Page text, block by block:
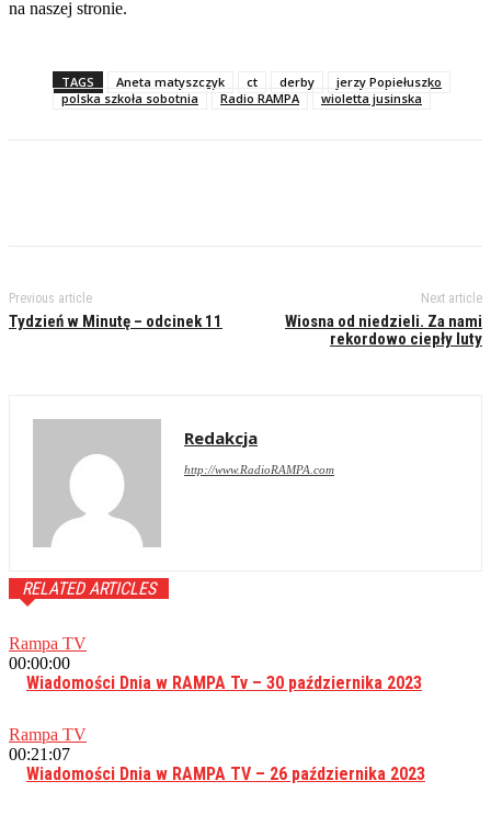
na naszej stronie.
TAGS Aneta matyszczyk ct derby
jerzy Popiełuszko
polska szkoła sobotnia
Radio RAMPA wioletta jusinska
Previous article
Tydzień w Minutę – odcinek 11
Next article
Wiosna od niedzieli. Za nami
rekordowo ciepły luty
Redakcja
http://www.RadioRAMPA.com
RELATED ARTICLES
Rampa TV
00:00:00
Wiadomości Dnia w RAMPA Tv – 30 października 2023
Rampa TV
00:21:07
Wiadomości Dnia w RAMPA TV – 26 października 2023